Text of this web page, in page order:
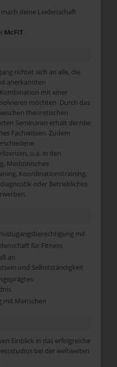
deine Leidenschaft
McFIT.
richtet sich an alle, die
anerkannten
mit einer
möchten. Durch das
theoretischen
Seminaren erhält der/die
Fachwissen. Zudem
u.a. in den
Medizinisches
Koordinationstraining,
oder Betriebliches
mit
für Fitness
an
und Selbstständigkeit
mit Menschen
Einblick in das erfolgreiche
bei der weltweiten